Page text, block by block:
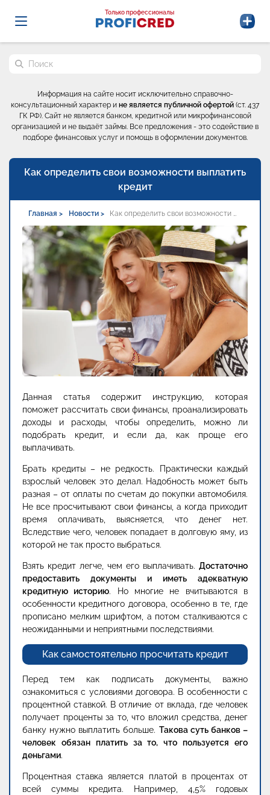
Probrokery - Только профессионалы
Только профессионалы
Поиск по сайту
Информация на сайте носит исключительно справочно-
консультационный характер и не является публичной офертой (ст. 437
ГК РФ). Сайт не является банком, кредитной или микрофинансовой
организацией и не выдаёт займы. Все предложения - это содействие в
подборе финансовых услуг и помощь в оформлении документов.
Как определить свои возможности выплатить
кредит
Главная > Новости > Как определить свои возможности …
Данная статья содержит инструкцию, которая
поможет рассчитать свои финансы, проанализировать
доходы и расходы, чтобы определить, можно ли
подобрать кредит, и если да, как проще его
выплачивать.
Брать кредиты – не редкость. Практически каждый
взрослый человек это делал. Надобность может быть
разная – от оплаты по счетам до покупки автомобиля.
Не все просчитывают свои финансы, а когда приходит
время оплачивать, выясняется, что денег нет.
Вследствие чего, человек попадает в долговую яму, из
которой не так просто выбраться.
Взять кредит легче, чем его выплачивать. Достаточно
предоставить документы и иметь адекватную
кредитную историю. Но многие не вчитываются в
особенности кредитного договора, особенно в те, где
прописано мелким шрифтом, а потом сталкиваются с
неожиданными и неприятными последствиями.
Как самостоятельно просчитать кредит
Перед тем как подписать документы, важно
ознакомиться с условиями договора. В особенности с
процентной ставкой. В отличие от вклада, где человек
получает проценты за то, что вложил средства, денег
банку нужно выплатить больше. Такова суть банков –
человек обязан платить за то, что пользуется его
деньгами.
Процентная ставка является платой в процентах от
всей суммы кредита. Например, 4,5% годовых